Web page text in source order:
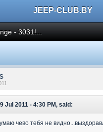
JEEP-CLUB.BY
- 3031!...
Jul 2011 - 4:30 PM, said:
чево тебя не